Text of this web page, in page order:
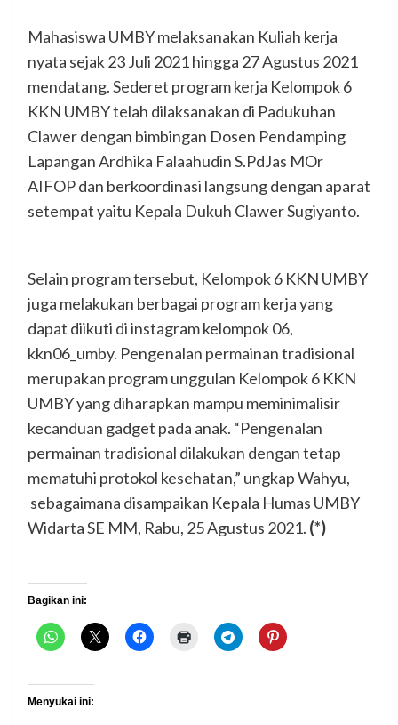
Mahasiswa UMBY melaksanakan Kuliah kerja
nyata sejak 23 Juli 2021 hingga 27 Agustus 2021
mendatang. Sederet program kerja Kelompok 6
KKN UMBY telah dilaksanakan di Padukuhan
Clawer dengan bimbingan Dosen Pendamping
Lapangan Ardhika Falaahudin S.PdJas MOr
AIFOP dan berkoordinasi langsung dengan aparat
setempat yaitu Kepala Dukuh Clawer Sugiyanto.
Selain program tersebut, Kelompok 6 KKN UMBY
juga melakukan berbagai program kerja yang
dapat diikuti di instagram kelompok 06,
kkn06_umby. Pengenalan permainan tradisional
merupakan program unggulan Kelompok 6 KKN
UMBY yang diharapkan mampu meminimalisir
kecanduan gadget pada anak. “Pengenalan
permainan tradisional dilakukan dengan tetap
mematuhi protokol kesehatan,” ungkap Wahyu,
sebagaimana disampaikan Kepala Humas UMBY
Widarta SE MM, Rabu, 25 Agustus 2021. (*)
Bagikan ini:
Menyukai ini: